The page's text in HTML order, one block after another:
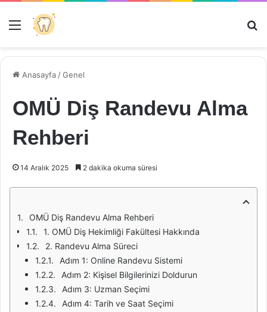
Menü
Anasayfa /Genel
OMÜ Diş Randevu Alma
Rehberi
14 Aralık 2025 2 dakika okuma süresi
OMÜ Diş Randevu Alma Rehberi
1. OMÜ Diş Hekimliği Fakültesi Hakkında
2. Randevu Alma Süreci
Adım 1: Online Randevu Sistemi
Adım 2: Kişisel Bilgilerinizi Doldurun
Adım 3: Uzman Seçimi
Adım 4: Tarih ve Saat Seçimi